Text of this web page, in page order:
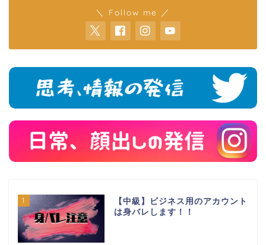
＼ Follow me ／
1
【中級】ビジネス用のアカウント
は身バレします！！